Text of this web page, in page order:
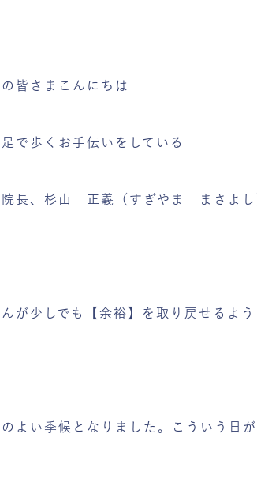
皆さまこんにちは
で歩くお手伝いをしている
院長、杉山 正義（すぎやま まさよし
が少しでも【余裕】を取り戻せるよ
よい季候となりました。こういう日